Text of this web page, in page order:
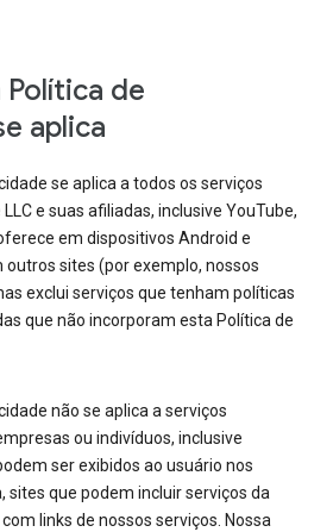
de
aplica
se aplica a todos os serviços
e suas afiliadas, inclusive YouTube,
em dispositivos Android e
sites (por exemplo, nossos
exclui serviços que tenham políticas
que não incorporam esta Política de
não se aplica a serviços
ou indivíduos, inclusive
ser exibidos ao usuário nos
sites que podem incluir serviços da
links de nossos serviços. Nossa